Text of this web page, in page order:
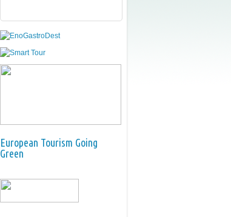
European Tourism Going
Green